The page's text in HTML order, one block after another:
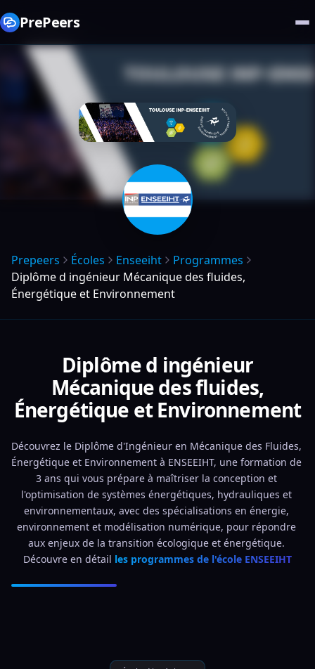
PrePeers
Prepeers Écoles Enseeiht
Programmes
Diplôme d ingénieur Mécanique des fluides,
Énergétique et Environnement
Diplôme d ingénieur
Mécanique des fluides,
Énergétique et Environnement
Découvrez le Diplôme d'Ingénieur en Mécanique des Fluides,
Énergétique et Environnement à ENSEEIHT, une formation de
3 ans qui vous prépare à maîtriser la conception et
l'optimisation de systèmes énergétiques, hydrauliques et
environnementaux, avec des spécialisations en énergie,
environnement et modélisation numérique, pour répondre
aux enjeux de la transition écologique et énergétique.
Découvre en détail les programmes de l'école ENSEEIHT